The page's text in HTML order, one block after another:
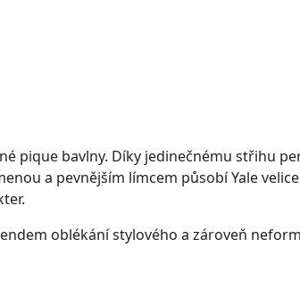
pique bavlny. Díky jedinečnému střihu
a pevnějším límcem působí Yale
oblékání stylového a zároveň